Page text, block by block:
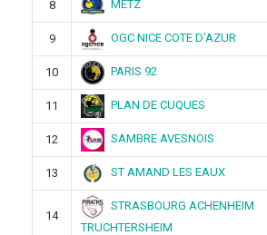
8 METZ
9 OGC NICE COTE D’AZUR
10 PARIS 92
11 PLAN DE CUQUES
12 SAMBRE AVESNOIS
13 ST AMAND LES EAUX
14
STRASBOURG ACHENHEIM
TRUCHTERSHEIM